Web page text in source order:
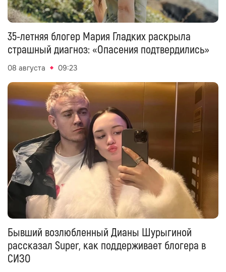
35-летняя блогер Мария Гладких раскрыла
страшный диагноз: «Опасения подтвердились»
08 августа 09:23
Бывший возлюбленный Дианы Шурыгиной
рассказал Super, как поддерживает блогера в
СИЗО